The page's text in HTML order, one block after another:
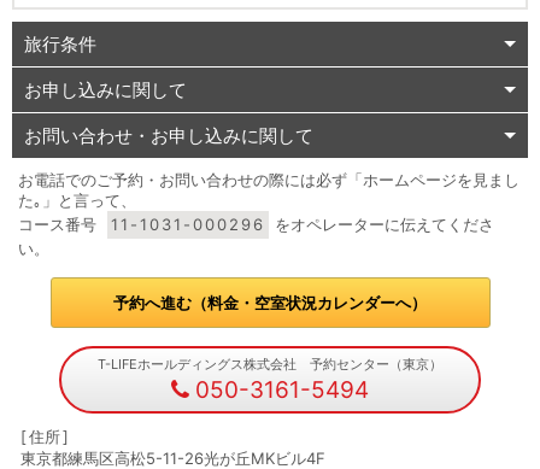
旅行条件
お申し込みに関して
お問い合わせ・お申し込みに関して
お電話でのご予約・お問い合わせの際には必ず「ホームページを見まし
た｡」と言って、
コース番号
11-1031-000296
をオペレーターに伝えてくださ
い。
予約へ進む（料金・空室状況カレンダーへ）
T-LIFEホールディングス株式会社 予約センター（東京）
050-3161-5494
住所
東京都練馬区高松5-11-26光が丘MKビル4F